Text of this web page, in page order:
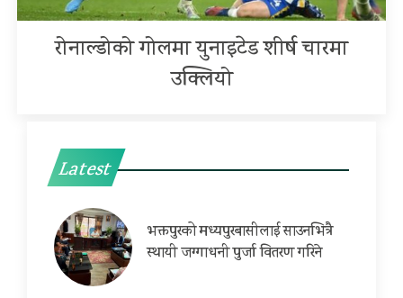
रोनाल्डोको गोलमा युनाइटेड शीर्ष चारमा
उक्लियो
Latest
भक्तपुरको मध्यपुरबासीलाई साउनभित्रै
स्थायी जग्गाधनी पुर्जा वितरण गरिने